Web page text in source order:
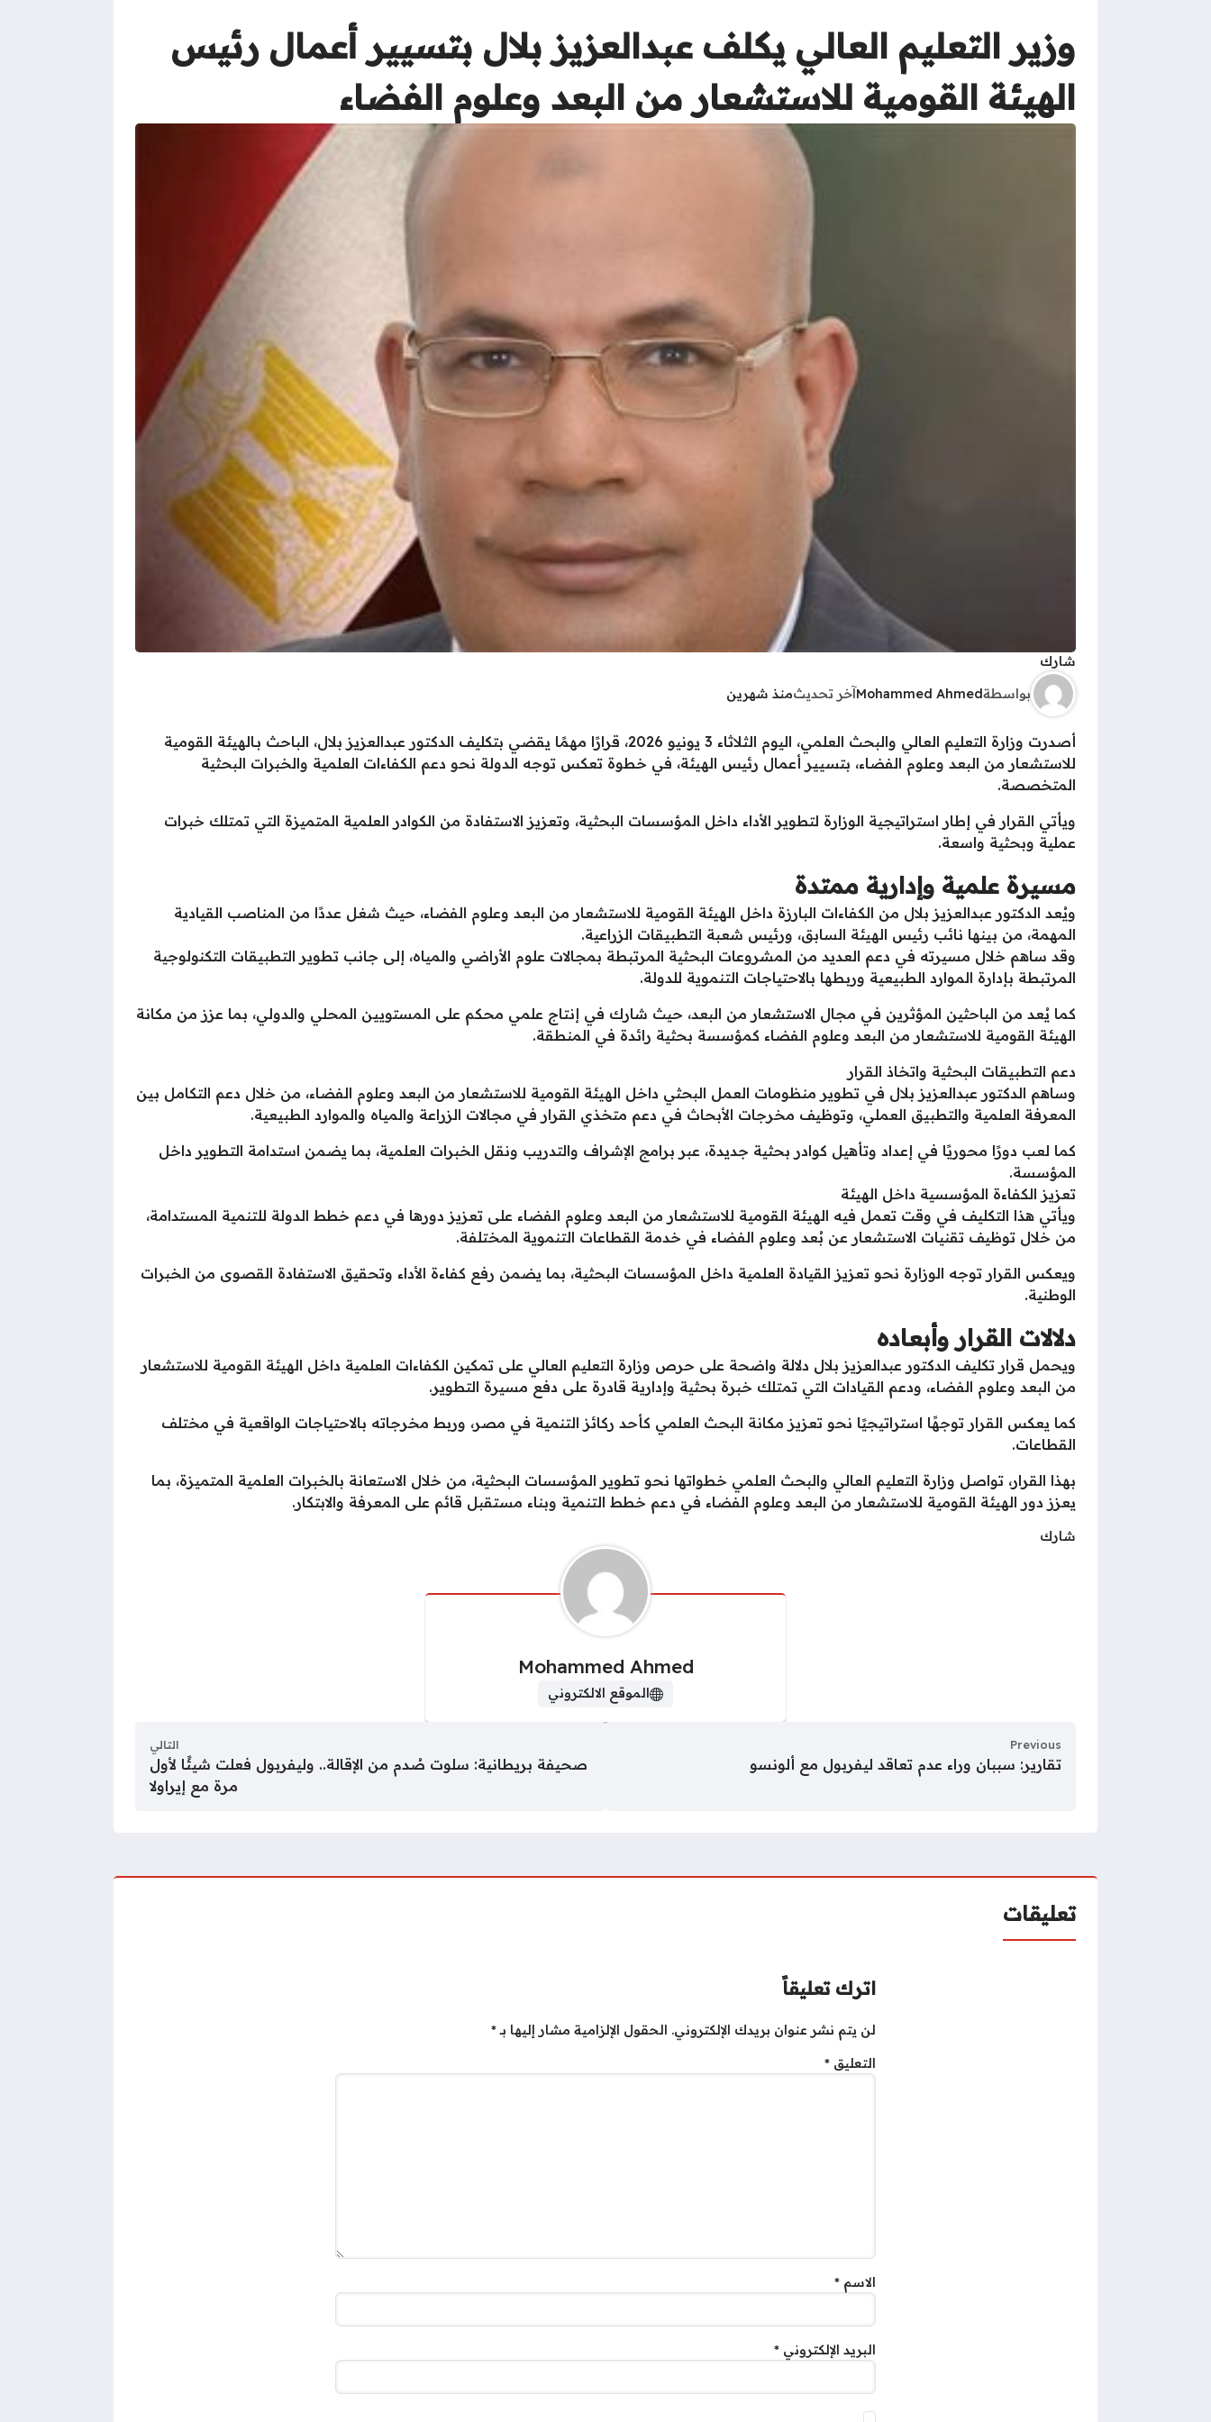
وزير التعليم العالي يكلف عبدالعزيز بلال بتسيير أعمال رئيس
الهيئة القومية للاستشعار من البعد وعلوم الفضاء
شارك
بواسطةMohammed Ahmedآخر تحديثمنذ شهرين
أصدرت وزارة التعليم العالي والبحث العلمي، اليوم الثلاثاء 3 يونيو 2026، قرارًا مهمًا يقضي بتكليف الدكتور عبدالعزيز بلال، الباحث بـالهيئة القومية
للاستشعار من البعد وعلوم الفضاء، بتسيير أعمال رئيس الهيئة، في خطوة تعكس توجه الدولة نحو دعم الكفاءات العلمية والخبرات البحثية
المتخصصة.
ويأتي القرار في إطار استراتيجية الوزارة لتطوير الأداء داخل المؤسسات البحثية، وتعزيز الاستفادة من الكوادر العلمية المتميزة التي تمتلك خبرات
عملية وبحثية واسعة.
مسيرة علمية وإدارية ممتدة
ويُعد الدكتور عبدالعزيز بلال من الكفاءات البارزة داخل الهيئة القومية للاستشعار من البعد وعلوم الفضاء، حيث شغل عددًا من المناصب القيادية
المهمة، من بينها نائب رئيس الهيئة السابق، ورئيس شعبة التطبيقات الزراعية.
وقد ساهم خلال مسيرته في دعم العديد من المشروعات البحثية المرتبطة بمجالات علوم الأراضي والمياه، إلى جانب تطوير التطبيقات التكنولوجية
المرتبطة بإدارة الموارد الطبيعية وربطها بالاحتياجات التنموية للدولة.
كما يُعد من الباحثين المؤثرين في مجال الاستشعار من البعد، حيث شارك في إنتاج علمي محكم على المستويين المحلي والدولي، بما عزز من مكانة
الهيئة القومية للاستشعار من البعد وعلوم الفضاء كمؤسسة بحثية رائدة في المنطقة.
دعم التطبيقات البحثية واتخاذ القرار
وساهم الدكتور عبدالعزيز بلال في تطوير منظومات العمل البحثي داخل الهيئة القومية للاستشعار من البعد وعلوم الفضاء، من خلال دعم التكامل بين
المعرفة العلمية والتطبيق العملي، وتوظيف مخرجات الأبحاث في دعم متخذي القرار في مجالات الزراعة والمياه والموارد الطبيعية.
كما لعب دورًا محوريًا في إعداد وتأهيل كوادر بحثية جديدة، عبر برامج الإشراف والتدريب ونقل الخبرات العلمية، بما يضمن استدامة التطوير داخل
المؤسسة.
تعزيز الكفاءة المؤسسية داخل الهيئة
ويأتي هذا التكليف في وقت تعمل فيه الهيئة القومية للاستشعار من البعد وعلوم الفضاء على تعزيز دورها في دعم خطط الدولة للتنمية المستدامة،
من خلال توظيف تقنيات الاستشعار عن بُعد وعلوم الفضاء في خدمة القطاعات التنموية المختلفة.
ويعكس القرار توجه الوزارة نحو تعزيز القيادة العلمية داخل المؤسسات البحثية، بما يضمن رفع كفاءة الأداء وتحقيق الاستفادة القصوى من الخبرات
الوطنية.
دلالات القرار وأبعاده
ويحمل قرار تكليف الدكتور عبدالعزيز بلال دلالة واضحة على حرص وزارة التعليم العالي على تمكين الكفاءات العلمية داخل الهيئة القومية للاستشعار
من البعد وعلوم الفضاء، ودعم القيادات التي تمتلك خبرة بحثية وإدارية قادرة على دفع مسيرة التطوير.
كما يعكس القرار توجهًا استراتيجيًا نحو تعزيز مكانة البحث العلمي كأحد ركائز التنمية في مصر، وربط مخرجاته بالاحتياجات الواقعية في مختلف
القطاعات.
بهذا القرار، تواصل وزارة التعليم العالي والبحث العلمي خطواتها نحو تطوير المؤسسات البحثية، من خلال الاستعانة بالخبرات العلمية المتميزة، بما
يعزز دور الهيئة القومية للاستشعار من البعد وعلوم الفضاء في دعم خطط التنمية وبناء مستقبل قائم على المعرفة والابتكار.
شارك
Mohammed Ahmed
الموقع الالكتروني
Previous
تقارير: سببان وراء عدم تعاقد ليفربول مع ألونسو
التالي
صحيفة بريطانية: سلوت صُدم من الإقالة.. وليفربول فعلت شيئًا لأول
مرة مع إيراولا
تعليقات
اترك تعليقاً
لن يتم نشر عنوان بريدك الإلكتروني. الحقول الإلزامية مشار إليها بـ*
التعليق *
الاسم *
البريد الإلكتروني *